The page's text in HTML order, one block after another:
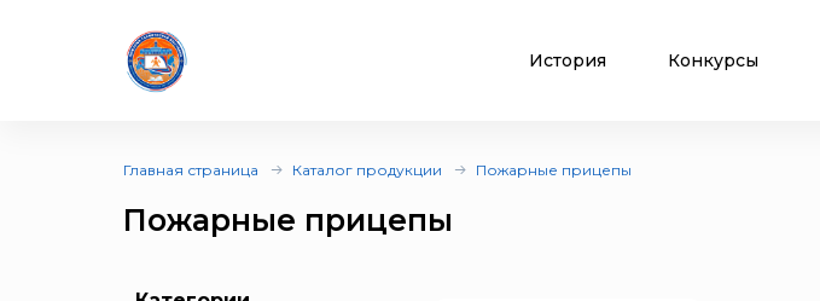
История Конкурсы
Главная страница Каталог продукции Пожарные прицепы
Пожарные прицепы